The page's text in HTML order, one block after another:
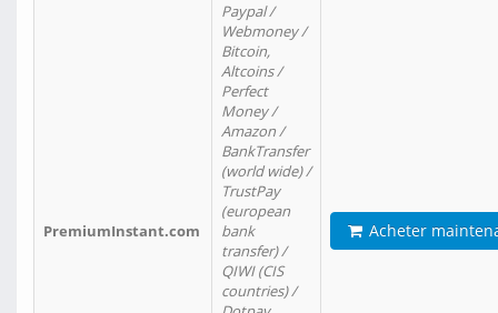
PremiumInstant.com
Paypal /
Webmoney /
Bitcoin,
Altcoins /
Perfect
Money /
Amazon /
BankTransfer
(world wide) /
TrustPay
(european
bank
transfer) /
QIWI (CIS
countries) /
Acheter